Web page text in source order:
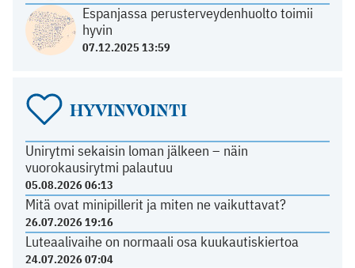
Espanjassa perusterveydenhuolto toimii
hyvin
07.12.2025 13:59
HYVINVOINTI
Unirytmi sekaisin loman jälkeen – näin
vuorokausirytmi palautuu
05.08.2026 06:13
Mitä ovat minipillerit ja miten ne vaikuttavat?
26.07.2026 19:16
Luteaalivaihe on normaali osa kuukautiskiertoa
24.07.2026 07:04